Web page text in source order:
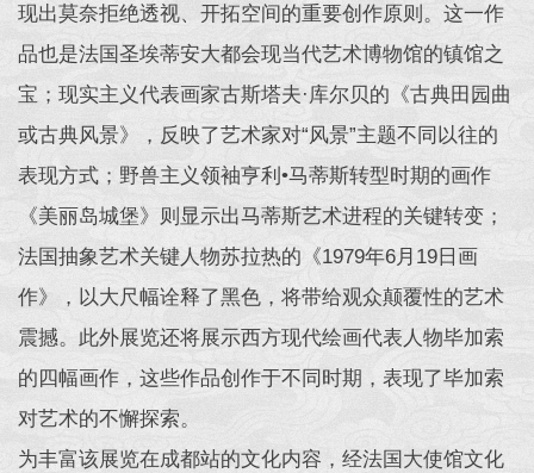
现出莫奈拒绝透视、开拓空间的重要创作原则。这一作
品也是法国圣埃蒂安大都会现当代艺术博物馆的镇馆之
宝；现实主义代表画家古斯塔夫·库尔贝的《古典田园曲
或古典风景》，反映了艺术家对“风景”主题不同以往的
表现方式；野兽主义领袖亨利•马蒂斯转型时期的画作
《美丽岛城堡》则显示出马蒂斯艺术进程的关键转变；
法国抽象艺术关键人物苏拉热的《1979年6月19日画
作》，以大尺幅诠释了黑色，将带给观众颠覆性的艺术
震撼。此外展览还将展示西方现代绘画代表人物毕加索
的四幅画作，这些作品创作于不同时期，表现了毕加索
对艺术的不懈探索。
为丰富该展览在成都站的文化内容，经法国大使馆文化